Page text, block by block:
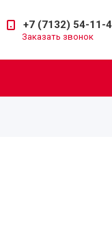
+7 (7132) 54-11-
Заказать звонок